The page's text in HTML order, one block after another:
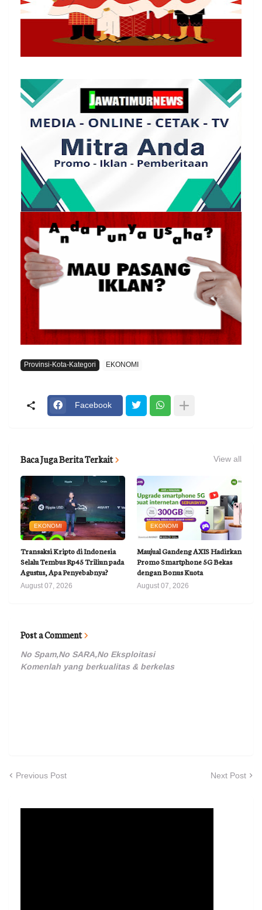
Provinsi-Kota-Kategori EKONOMI
Facebook
Baca Juga Berita Terkait View all
EKONOMI
Transaksi Kripto di Indonesia
Selalu Tembus Rp45 Triliun pada
Agustus, Apa Penyebabnya?
August 07, 2026
EKONOMI
Maujual Gandeng AXIS Hadirkan
Promo Smartphone 5G Bekas
dengan Bonus Kuota
August 07, 2026
Post a Comment
No Spam,No SARA,No Eksploitasi
Komenlah yang berkualitas & berkelas
Previous Post Next Post